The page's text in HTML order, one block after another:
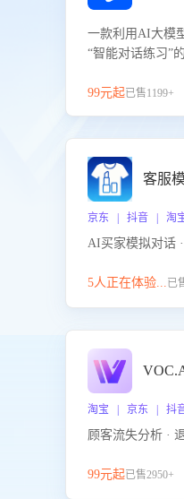
一款利用AI大模
“智能对话练习”
提升客服团队的
99元起已售1199+
客服
京东 | 抖音 | 淘
AI买家模拟对话
5人正在体验...已
淘宝 | 京东 | 抖
顾客流失分析 ·
99元起已售2950+